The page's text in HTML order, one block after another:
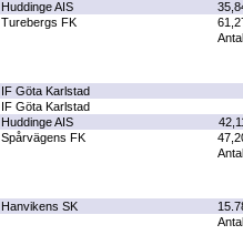
Huddinge AIS
Turebergs FK
IF Göta Karlstad
IF Göta Karlstad
Huddinge AIS
Spårvägens FK
Hanvikens SK